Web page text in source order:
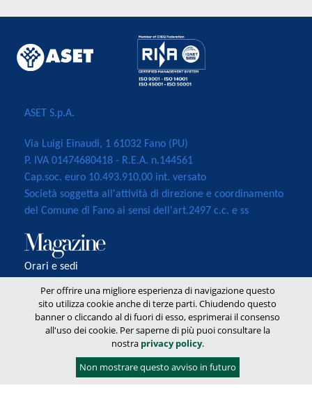
ASET S.p.A.
Via Luigi Einaudi, 1 61032 Fano (PU)
P. IVA 01474680418 - R.E.A. n.144561
Cap.soc. euro 10.493.910,00 int. versato
Società soggetta all'attività di direzione e coordinamento
del Comune di Fano ai sensi dell'art.2497 c.c. e ss
Orari e sedi
Accessibilità
Privacy
Per offrire una migliore esperienza di navigazione questo
sito utilizza cookie anche di terze parti. Chiudendo questo
banner o cliccando al di fuori di esso, esprimerai il consenso
all'uso dei cookie. Per saperne di più puoi consultare la
nostra privacy policy.